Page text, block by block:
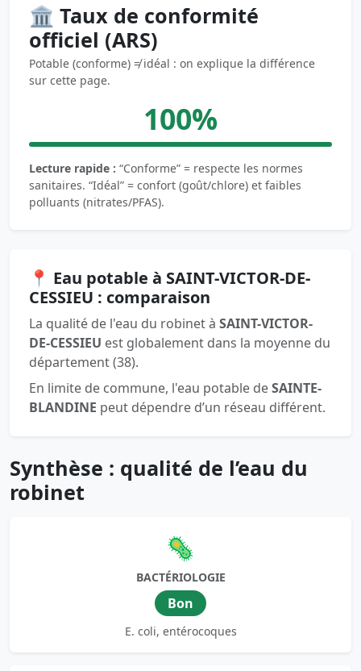
🏛️ Taux de conformité
officiel (ARS)
Potable (conforme) ≠ idéal : on explique la différence
sur cette page.
100%
Lecture rapide : “Conforme” = respecte les normes
sanitaires. “Idéal” = confort (goût/chlore) et faibles
polluants (nitrates/PFAS).
📍 Eau potable à SAINT-VICTOR-DE-
CESSIEU : comparaison
La qualité de l'eau du robinet à SAINT-VICTOR-
DE-CESSIEU est globalement dans la moyenne du
département (38).
En limite de commune, l'eau potable deSAINTE-
BLANDINE peut dépendre d’un réseau différent.
Synthèse : qualité de l’eau du
robinet
🦠
BACTÉRIOLOGIE
Bon
E. coli, entérocoques